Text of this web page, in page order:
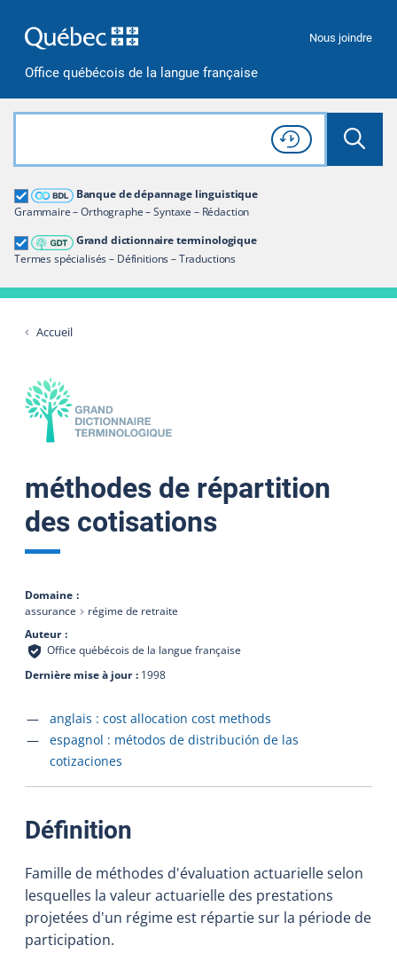
Office québécois de la langue française
Nous joindre
Rechercher dans tout le site
Lancer
Consulter l'
Historique
de recherche
Banque de dépannage linguistique
Grammaire – Orthographe – Syntaxe – Rédaction
Grand dictionnaire terminologique
Termes spécialisés – Définitions – Traductions
Grand dictionnaire terminologique
Restreindre aux termes
Accueil
méthodes de répartition
des cotisations
Domaine
assurance
régime de retraite
Auteur
Office québécois de la langue française
Dernière mise à jour
1998
Accéder à la fiche en
anglais : cost allocation cost methods
Accéder à la fiche en
espagnol : métodos de distribución de las
cotizaciones
Définition
Famille de méthodes d'évaluation actuarielle selon
lesquelles la valeur actuarielle des prestations
projetées d'un régime est répartie sur la période de
participation.